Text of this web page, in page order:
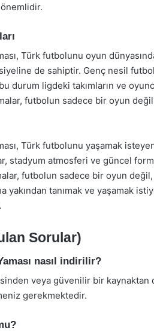
Türk futbolunu oyun
de sahiptir. Genç nesil
durum ligdeki takımların ve
futbolun sadece bir oyun
Türk futbolunu yaşamak
stadyum atmosferi ve güncel
futbolun sadece bir oyun
yakından tanımak ve yaşamak
Sorular)
nasıl indirilir?
veya güvenilir bir kaynaktan
gerekmektedir.